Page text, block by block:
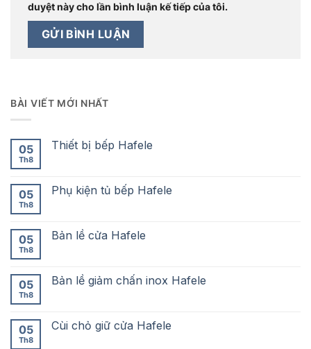
duyệt này cho lần bình luận kế tiếp của tôi.
BÀI VIẾT MỚI NHẤT
05
Th8
Thiết bị bếp Hafele
05
Th8
Phụ kiện tủ bếp Hafele
05
Th8
Bản lề cửa Hafele
05
Th8
Bản lề giảm chấn inox Hafele
05
Th8
Cùi chỏ giữ cửa Hafele